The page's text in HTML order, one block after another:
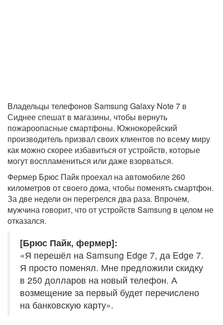
Владельцы телефонов Samsung Galaxy Note 7 в
Сиднее спешат в магазины, чтобы вернуть
пожароопасные смартфоны. Южнокорейский
производитель призвал своих клиентов по всему миру
как можно скорее избавиться от устройств, которые
могут воспламениться или даже взорваться.
Фермер Брюс Пайк проехал на автомобиле 260
километров от своего дома, чтобы поменять смартфон.
За две недели он перегрелся два раза. Впрочем,
мужчина говорит, что от устройств Samsung в целом не
отказался.
[Брюс Пайк, фермер]:
«Я перешёл на Samsung Edge 7, да Edge 7.
Я просто поменял. Мне предложили скидку
в 250 долларов на новый телефон. А
возмещение за первый будет перечислено
на банковскую карту».